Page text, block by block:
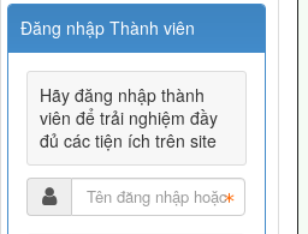
Đăng nhập Thành viên
Hãy đăng nhập thành
viên để trải nghiệm đầy
đủ các tiện ích trên site